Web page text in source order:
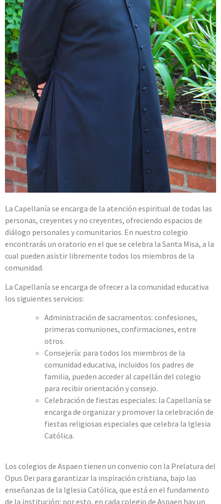
La Capellanía se encarga de la atención espiritual de todas las
personas, creyentes y no creyentes, ofreciendo espacios de
diálogo personales y comunitarios. En nuestro colegio
encontrarás un oratorio en el que se celebra la Santa Misa, a la
cual pueden asistir libremente todos los miembros de la
comunidad.
La Capellanía se encarga de ofrecer a la comunidad educativa
los siguientes servicios:
Administración de sacramentos: confesiones,
primeras comuniones, confirmaciones, entre
otros.
Consejería: para todos los miembros de la
comunidad educativa, incluidos los padres de
familia, pueden acceder al capellán del colegio
para recibir orientación y consejo.
Celebración de fiestas especiales: la Capellanía se
encarga de organizar y promover la celebración de
fiestas religiosas especiales que celebra la Iglesia
Católica.
Los colegios de Aspaen tienen un convenio con la Prelatura del
Opus Dei para garantizar la inspiración cristiana, bajo las
enseñanzas de la Iglesia Católica, que está en el fundamento
de la institución; por esto, en cada colegio de Aspaen hay un